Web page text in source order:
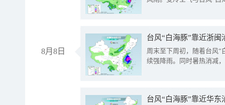
8月8日
台风“白海豚”靠近浙
周末至下周初，随着台风“
续强降雨。同时暑热消减
台风“白海豚”靠近华